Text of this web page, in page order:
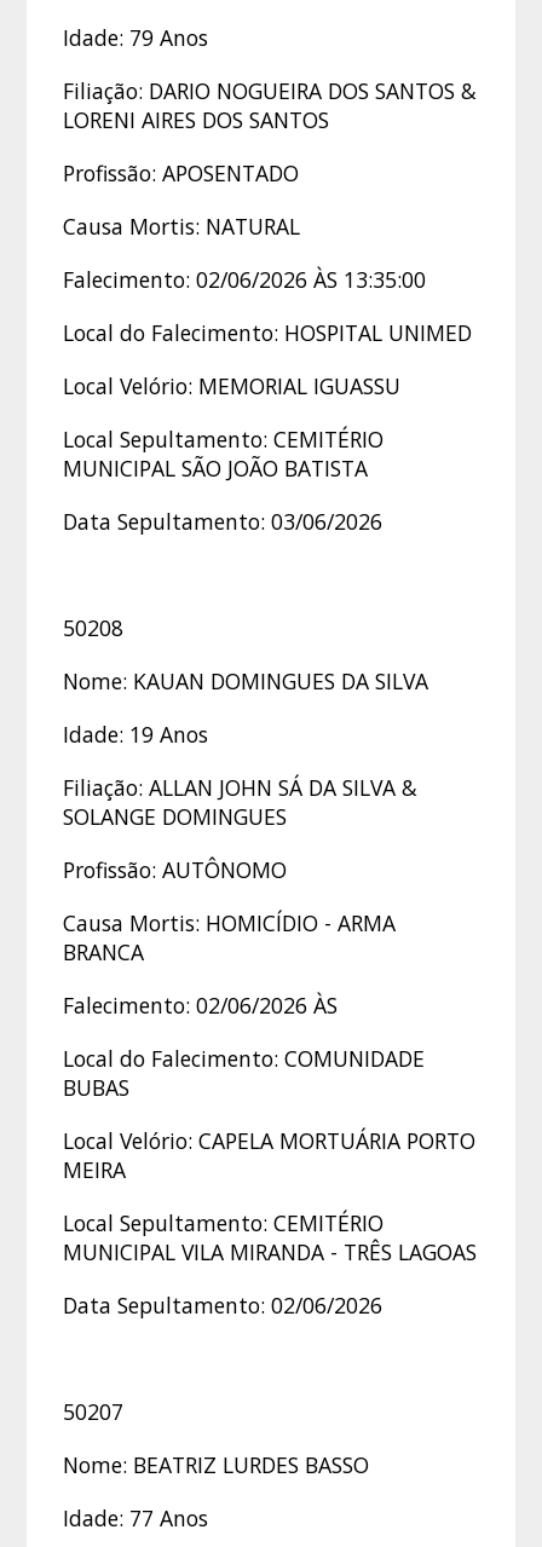
Idade: 79 Anos
Filiação: DARIO NOGUEIRA DOS SANTOS &
LORENI AIRES DOS SANTOS
Profissão: APOSENTADO
Causa Mortis: NATURAL
Falecimento: 02/06/2026 ÀS 13:35:00
Local do Falecimento: HOSPITAL UNIMED
Local Velório: MEMORIAL IGUASSU
Local Sepultamento: CEMITÉRIO
MUNICIPAL SÃO JOÃO BATISTA
Data Sepultamento: 03/06/2026
50208
Nome: KAUAN DOMINGUES DA SILVA
Idade: 19 Anos
Filiação: ALLAN JOHN SÁ DA SILVA &
SOLANGE DOMINGUES
Profissão: AUTÔNOMO
Causa Mortis: HOMICÍDIO - ARMA
BRANCA
Falecimento: 02/06/2026 ÀS
Local do Falecimento: COMUNIDADE
BUBAS
Local Velório: CAPELA MORTUÁRIA PORTO
MEIRA
Local Sepultamento: CEMITÉRIO
MUNICIPAL VILA MIRANDA - TRÊS LAGOAS
Data Sepultamento: 02/06/2026
50207
Nome: BEATRIZ LURDES BASSO
Idade: 77 Anos